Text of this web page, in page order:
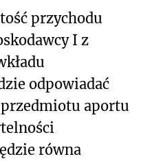
przychodu
I z
odpowiadać
aportu
równa